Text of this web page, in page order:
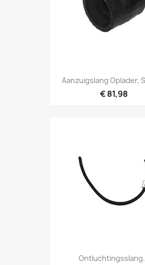
Aanzuigslang Oplader,
€ 81,98